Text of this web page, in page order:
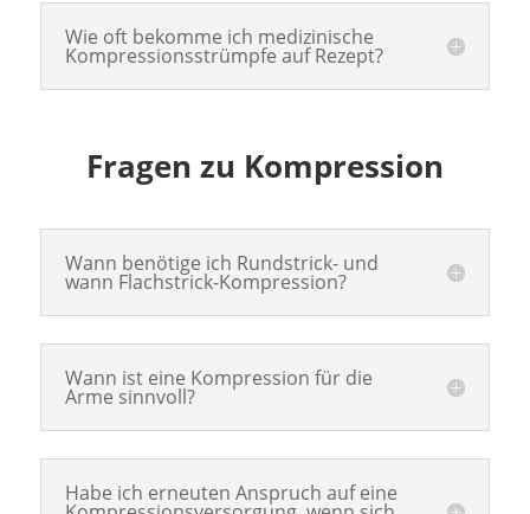
Wie oft bekomme ich medizinische
Kompressionsstrümpfe auf Rezept?
Fragen zu Kompression
Wann benötige ich Rundstrick- und
wann Flachstrick-Kompression?
Wann ist eine Kompression für die
Arme sinnvoll?
Habe ich erneuten Anspruch auf eine